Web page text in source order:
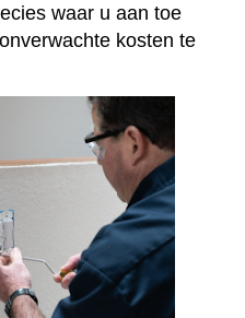
waar u aan toe
kosten te